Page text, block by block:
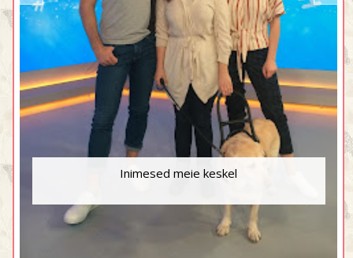
Inimesed meie keskel